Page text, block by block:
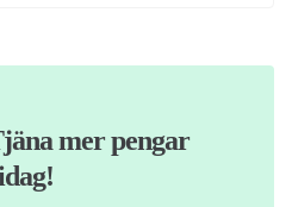
mer pengar